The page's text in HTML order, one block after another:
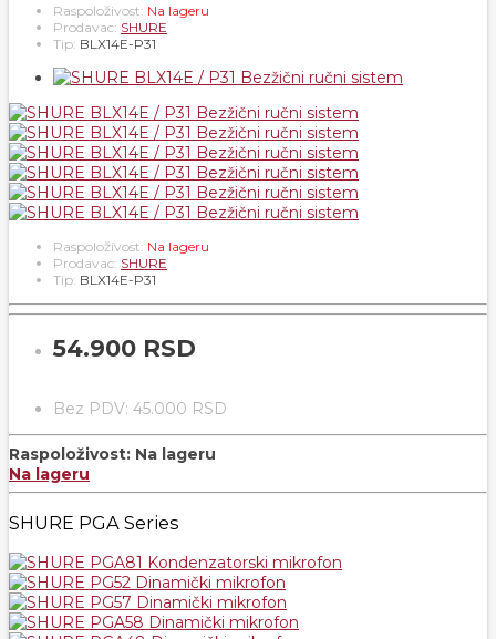
Raspoloživost: Na lageru
Prodavac: SHURE
Tip: BLX14E-P31
Raspoloživost: Na lageru
Prodavac: SHURE
Tip: BLX14E-P31
54.900 RSD
Bez PDV: 45.000 RSD
Raspoloživost: Na lageru
Na lageru
SHURE PGA Series